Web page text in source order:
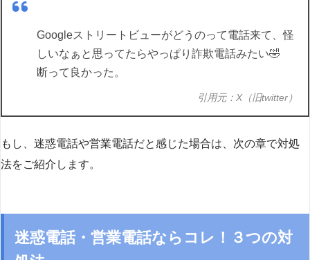
Googleストリートビューがどうのって電話来て、怪
しいなぁと思ってたらやっぱり詐欺電話みたい🤣
断って良かった。
引用元：X（旧twitter）
もし、迷惑電話や営業電話だと感じた場合は、次の章で対処
法をご紹介します。
迷惑電話・営業電話ならコレ！３つの対